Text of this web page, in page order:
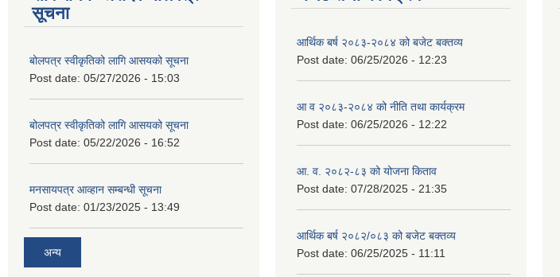
सूचना
बोलपत्र स्वीकृतिको लागि आसयको सूचना
Post date: 05/27/2026 - 15:03
बोलपत्र स्वीकृतिको लागि आसयको सूचना
Post date: 05/22/2026 - 16:52
मनसायपत्र आव्हान सम्बन्धी सूचना
Post date: 01/23/2025 - 13:49
अन्य
आर्थिक बर्ष २०८३-२०८४ को बजेट बक्तव्य
Post date: 06/25/2026 - 12:23
आ व २०८३-२०८४ को नीति तथा कार्यक्रम
Post date: 06/25/2026 - 12:22
आ. व. २०८२-८३ को योजना किताव
Post date: 07/28/2025 - 21:35
आर्थिक बर्ष २०८२/०८३ को बजेट बक्तव्य
Post date: 06/25/2025 - 11:11